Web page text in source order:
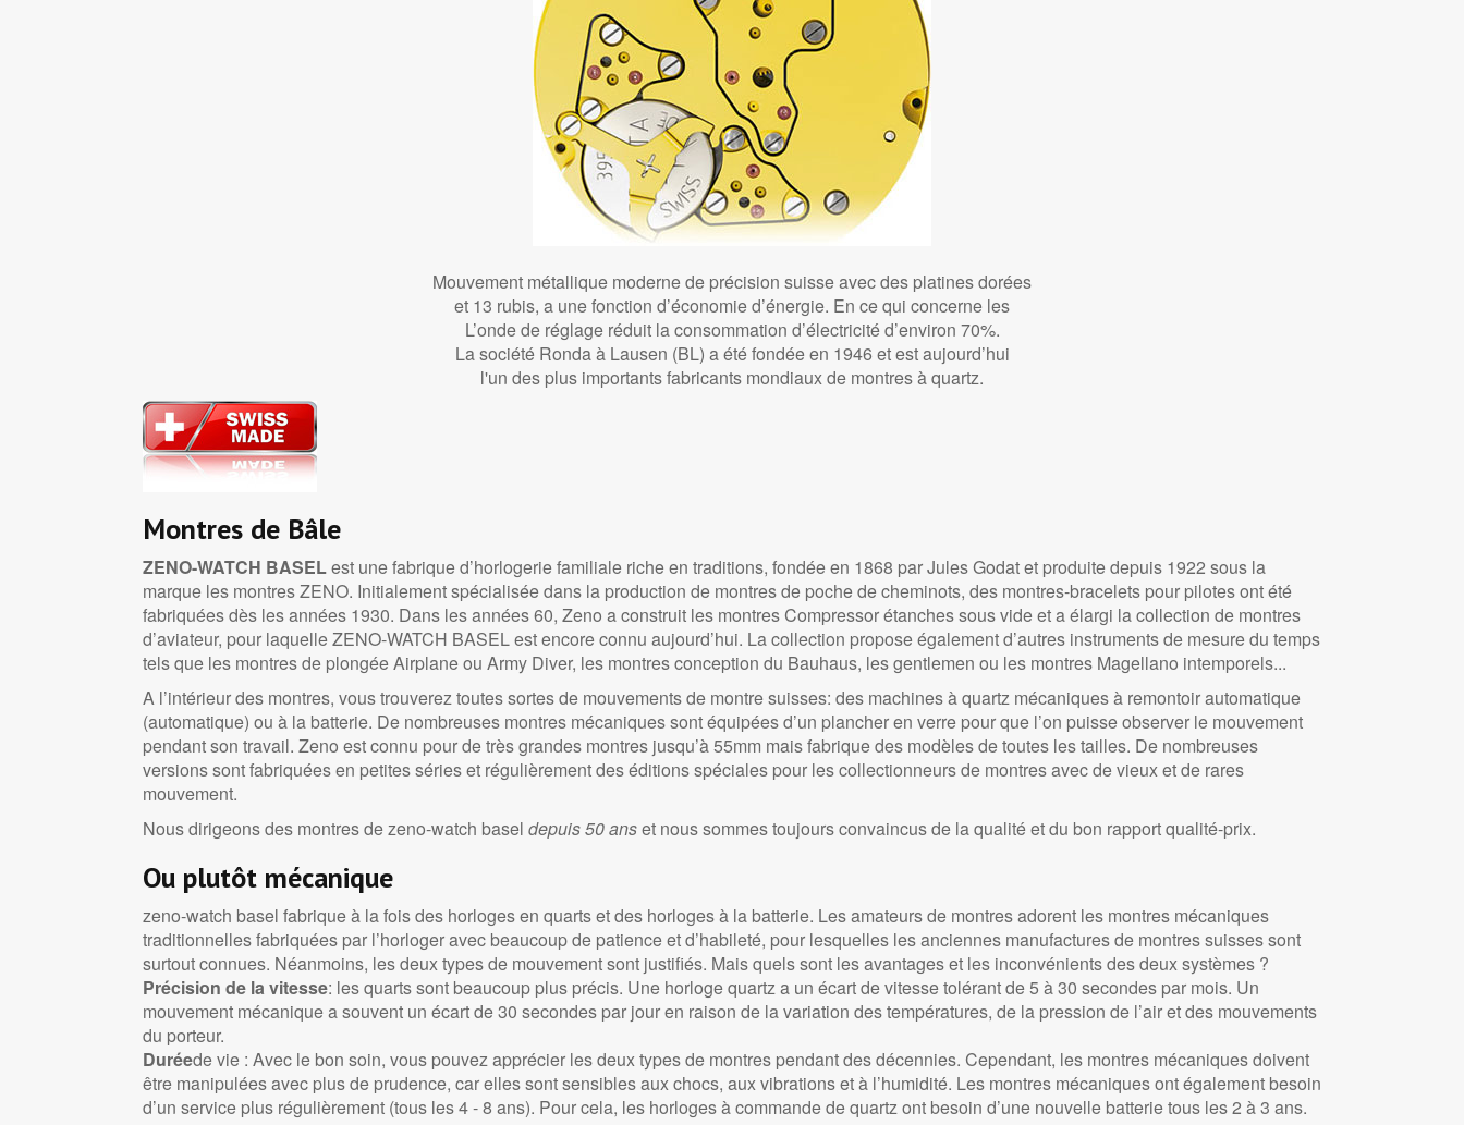
Mouvement métallique moderne de précision suisse avec des platines dorées
et 13 rubis, a une fonction d’économie d’énergie. En ce qui concerne les
L’onde de réglage réduit la consommation d’électricité d’environ 70%.
La société Ronda à Lausen (BL) a été fondée en 1946 et est aujourd’hui
l'un des plus importants fabricants mondiaux de montres à quartz.
Montres de Bâle
ZENO-WATCH BASELest une fabrique d’horlogerie familiale riche en traditions, fondée en 1868 par Jules Godat et produite depuis 1922 sous la
marque les montres ZENO. Initialement spécialisée dans la production de montres de poche de cheminots, des montres-bracelets pour pilotes ont été
fabriquées dès les années 1930. Dans les années 60, Zeno a construit les montres Compressor étanches sous vide et a élargi la collection de montres
d’aviateur, pour laquelle ZENO-WATCH BASEL est encore connu aujourd’hui. La collection propose également d’autres instruments de mesure du temps
tels que les montres de plongée Airplane ou Army Diver, les montres conception du Bauhaus, les gentlemen ou les montres Magellano intemporels...
A l’intérieur des montres, vous trouverez toutes sortes de mouvements de montre suisses: des machines à quartz mécaniques à remontoir automatique
(automatique) ou à la batterie. De nombreuses montres mécaniques sont équipées d’un plancher en verre pour que l’on puisse observer le mouvement
pendant son travail. Zeno est connu pour de très grandes montres jusqu’à 55mm mais fabrique des modèles de toutes les tailles. De nombreuses
versions sont fabriquées en petites séries et régulièrement des éditions spéciales pour les collectionneurs de montres avec de vieux et de rares
mouvement.
Nous dirigeons des montres de zeno-watch basel depuis 50 anset nous sommes toujours convaincus de la qualité et du bon rapport qualité-prix.
Ou plutôt mécanique
zeno-watch basel fabrique à la fois des horloges en quarts et des horloges à la batterie. Les amateurs de montres adorent les montres mécaniques
traditionnelles fabriquées par l’horloger avec beaucoup de patience et d’habileté, pour lesquelles les anciennes manufactures de montres suisses sont
surtout connues. Néanmoins, les deux types de mouvement sont justifiés. Mais quels sont les avantages et les inconvénients des deux systèmes ?
Précision de la vitesse: les quarts sont beaucoup plus précis. Une horloge quartz a un écart de vitesse tolérant de 5 à 30 secondes par mois. Un
mouvement mécanique a souvent un écart de 30 secondes par jour en raison de la variation des températures, de la pression de l’air et des mouvements
du porteur.
Duréede vie : Avec le bon soin, vous pouvez apprécier les deux types de montres pendant des décennies. Cependant, les montres mécaniques doivent
être manipulées avec plus de prudence, car elles sont sensibles aux chocs, aux vibrations et à l’humidité. Les montres mécaniques ont également besoin
d’un service plus régulièrement (tous les 4 - 8 ans). Pour cela, les horloges à commande de quartz ont besoin d’une nouvelle batterie tous les 2 à 3 ans.